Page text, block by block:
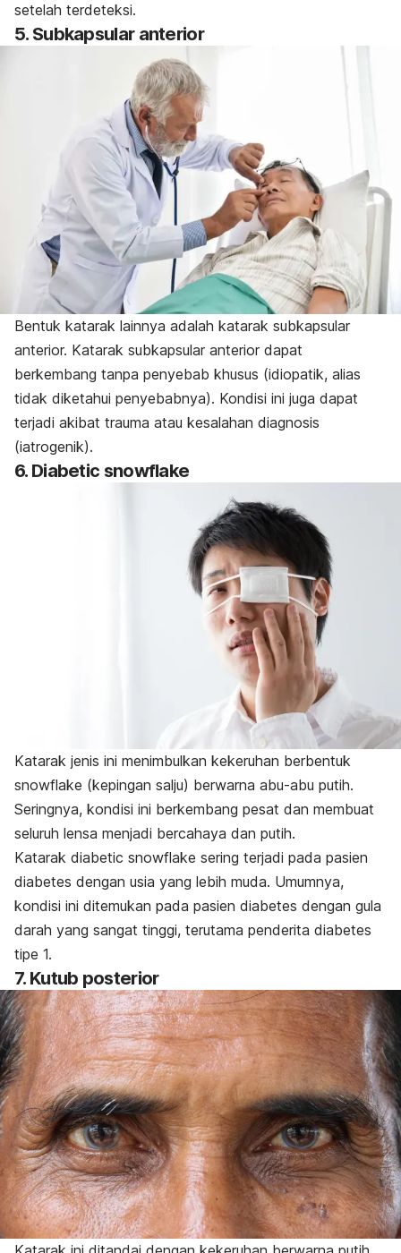
setelah terdeteksi.
5. Subkapsular anterior
Bentuk katarak lainnya adalah katarak subkapsular
anterior. Katarak subkapsular anterior dapat
berkembang tanpa penyebab khusus (idiopatik, alias
tidak diketahui penyebabnya). Kondisi ini juga dapat
terjadi akibat trauma atau kesalahan diagnosis
(iatrogenik).
6. Diabetic snowflake
Katarak jenis ini menimbulkan kekeruhan berbentuk
snowflake (kepingan salju) berwarna abu-abu putih.
Seringnya, kondisi ini berkembang pesat dan membuat
seluruh lensa menjadi bercahaya dan putih.
Katarak diabetic snowflake sering terjadi pada pasien
diabetes dengan usia yang lebih muda. Umumnya,
kondisi ini ditemukan pada pasien diabetes dengan gula
darah yang sangat tinggi, terutama penderita diabetes
tipe 1.
7. Kutub posterior